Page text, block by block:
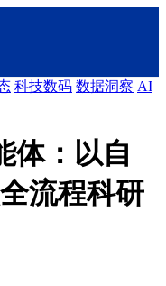
科技数码 数据洞察 AI
体：以自
流程科研